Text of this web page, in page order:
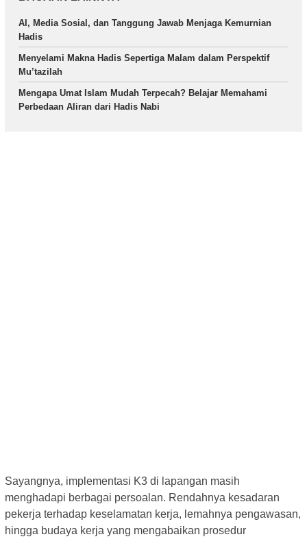
AI, Media Sosial, dan Tanggung Jawab Menjaga Kemurnian
Hadis
Menyelami Makna Hadis Sepertiga Malam dalam Perspektif
Mu’tazilah
Mengapa Umat Islam Mudah Terpecah? Belajar Memahami
Perbedaan Aliran dari Hadis Nabi
Sayangnya, implementasi K3 di lapangan masih
menghadapi berbagai persoalan. Rendahnya kesadaran
pekerja terhadap keselamatan kerja, lemahnya pengawasan,
hingga budaya kerja yang mengabaikan prosedur